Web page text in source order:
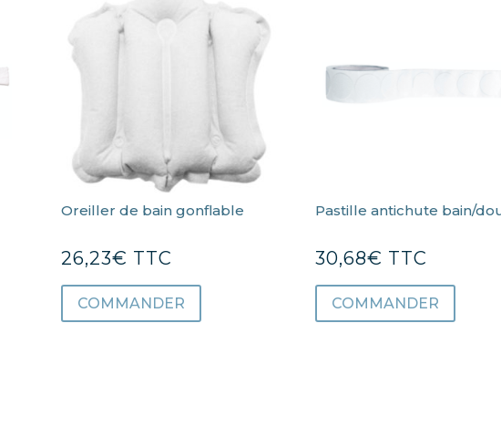
Oreiller de bain gonflable
26,23€ TTC
COMMANDER
Pastille antichute bain/
30,68€ TTC
COMMANDER